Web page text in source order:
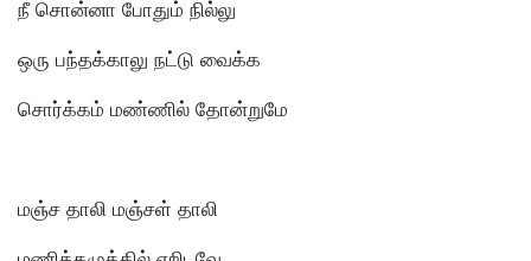
நீ சொன்னா போதும் நில்லு
ஒரு பந்தக்காலு நட்டு வைக்க
சொர்க்கம் மண்ணில் தோன்றுமே
மஞ்ச தாலி மஞ்சள் தாலி